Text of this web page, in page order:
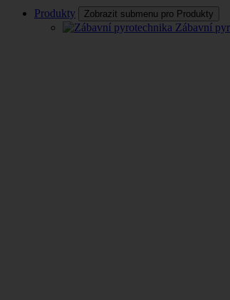
Produkty Zobrazit submenu pro Produkty
Zábavní